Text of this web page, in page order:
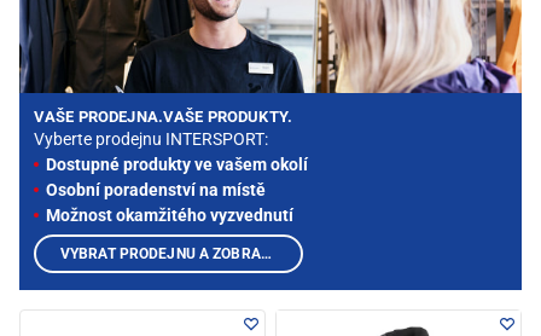
VAŠE PRODEJNA.VAŠE PRODUKTY.
Vyberte prodejnu INTERSPORT:
Dostupné produkty ve vašem okolí
Osobní poradenství na místě
Možnost okamžitého vyzvednutí
VYBRAT PRODEJNU A ZOBRAZIT PRODUKTY